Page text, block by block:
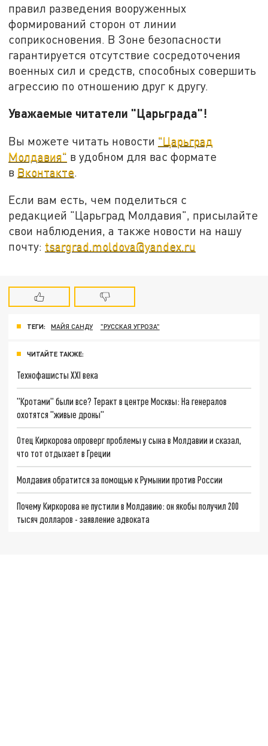
правил разведения вооруженных
формирований сторон от линии
соприкосновения. В Зоне безопасности
гарантируется отсутствие сосредоточения
военных сил и средств, способных совершить
агрессию по отношению друг к другу.
Уважаемые читатели "Царьграда"!
Вы можете читать новости "Царьград
Молдавия" в удобном для вас формате
в Вконтакте.
Если вам есть, чем поделиться с
редакцией "Царьград Молдавия", присылайте
свои наблюдения, а также новости на нашу
почту: tsargrad.moldova@yandex.ru
ТЕГИ: МАЙЯ САНДУ "РУССКАЯ УГРОЗА"
ЧИТАЙТЕ ТАКЖЕ:
Технофашисты XXI века
"Кротами" были все? Теракт в центре Москвы: На генералов
охотятся "живые дроны"
Отец Киркорова опроверг проблемы у сына в Молдавии и сказал,
что тот отдыхает в Греции
Молдавия обратится за помощью к Румынии против России
Почему Киркорова не пустили в Молдавию: он якобы получил 200
тысяч долларов - заявление адвоката